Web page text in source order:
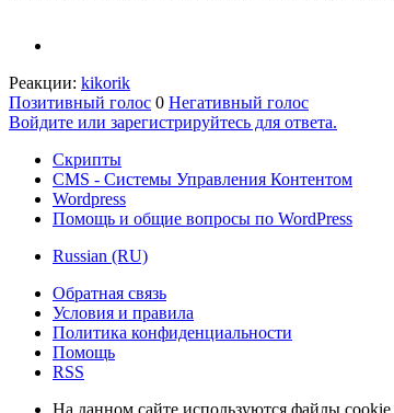
Реакции: kikorik
Позитивный голос 0 Негативный голос
Войдите или зарегистрируйтесь для ответа.
Скрипты
CMS - Системы Управления Контентом
Wordpress
Помощь и общие вопросы по WordPress
Russian (RU)
Обратная связь
Условия и правила
Политика конфиденциальности
Помощь
RSS
На данном сайте используются файлы